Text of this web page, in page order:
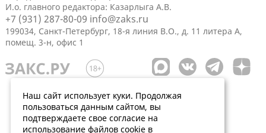
И.о. главного редактора: Казарлыга А.В.
+7 (931) 287-80-09 info@zaks.ru
199034, Санкт-Петербург, 18-я линия В.О., д. 11 литера А,
помещ. 3-н, офис 1
Наш сайт использует куки. Продолжая
пользоваться данным сайтом, вы
подтверждаете свое согласие на
использование файлов cookie в